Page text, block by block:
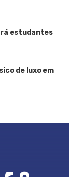
estudantes
de luxo em